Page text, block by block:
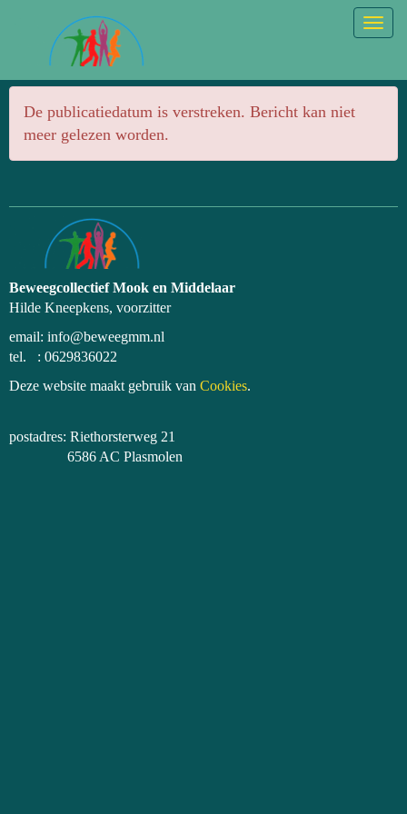
De publicatiedatum is verstreken. Bericht kan niet
meer gelezen worden.
Beweegcollectief Mook en Middelaar
Hilde Kneepkens, voorzitter
email: info@beweegmm.nl
tel. : 0629836022
Deze website maakt gebruik van Cookies.
postadres: Riethorsterweg 21
6586 AC Plasmolen